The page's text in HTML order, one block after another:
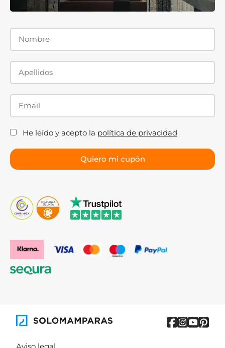
He leído y acepto la política de privacidad